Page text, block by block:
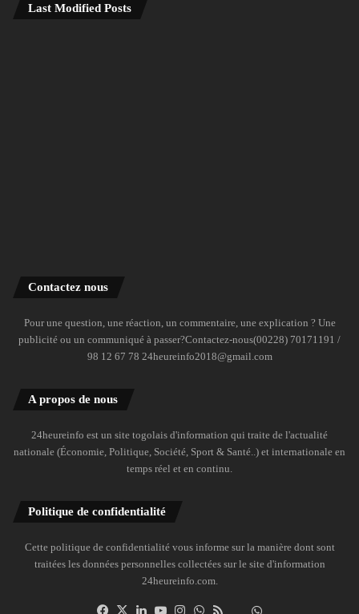
Last Modified Posts
Contactez nous
Pour une question, une réaction, un commentaire, une explication ? Une
publicité ou un communiqué à passer?Contactez-nous(00228) 70171191 /
98 12 67 78 24heureinfo2018@gmail.com
A propos de nous
24heureinfo est un site togolais d'information qui traite de l'actualité
nationale (Économie, Politique, Société, Sport & Santé..) et internationale en
temps réel et en continu.
Politique de confidentialité
Cette politique de confidentialité vous informe sur la manière dont sont
traitées les données personnelles collectées sur le site d'information
24heureinfo.com.
Facebook
X LinkedinYouTubeInstagramWhatsAppDailymotion